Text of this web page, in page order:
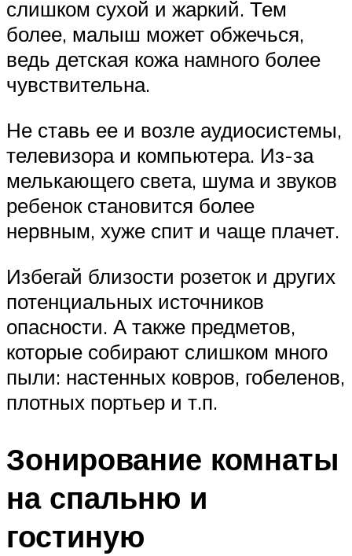
слишком сухой и жаркий. Тем
более, малыш может обжечься,
ведь детская кожа намного более
чувствительна.
Не ставь ее и возле аудиосистемы,
телевизора и компьютера. Из-за
мелькающего света, шума и звуков
ребенок становится более
нервным, хуже спит и чаще плачет.
Избегай близости розеток и других
потенциальных источников
опасности. А также предметов,
которые собирают слишком много
пыли: настенных ковров, гобеленов,
плотных портьер и т.п.
Зонирование комнаты
на спальню и
гостиную